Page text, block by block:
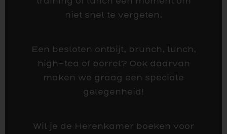
niet snel te vergeten.
Een besloten ontbijt, brunch, lunch,
high-tea of borrel? Ook daarvan
maken we graag een speciale
gelegenheid!
Wil je de Herenkamer boeken voor